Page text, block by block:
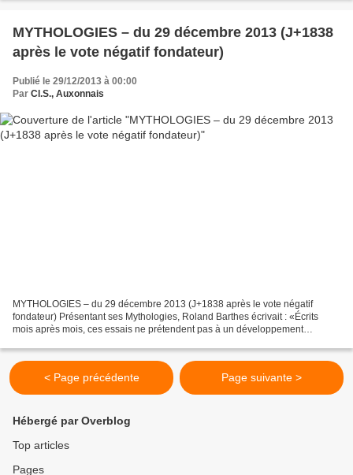
MYTHOLOGIES – du 29 décembre 2013 (J+1838
après le vote négatif fondateur)
Publié le 29/12/2013 à 00:00
Par Cl.S., Auxonnais
MYTHOLOGIES – du 29 décembre 2013 (J+1838 après le vote négatif
fondateur) Présentant ses Mythologies, Roland Barthes écrivait : «Écrits
mois après mois, ces essais ne prétendent pas à un développement
< Page précédente Page suivante >
Hébergé par Overblog
Top articles
Pages